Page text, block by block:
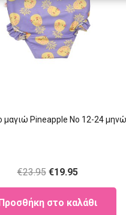
Pineapple Νο 12-24
€23.95 Original
price
was:
€19.95Current
price
is:
στο καλάθι